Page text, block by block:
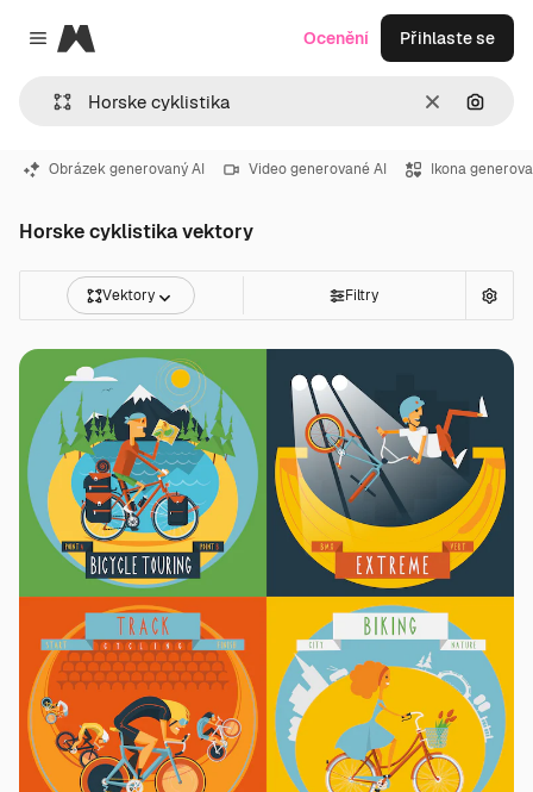
Close menu
Magnific
ZrušitHledat
Ocenění Přihlaste se
Obrázek generovaný AI Video generované AI Ikona
Horske cyklistika vektory
Vektory Filtry